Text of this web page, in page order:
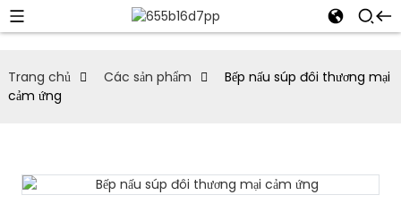
Trang chủ Các sản phẩm
Bếp nấu súp đôi thương mại
cảm ứng